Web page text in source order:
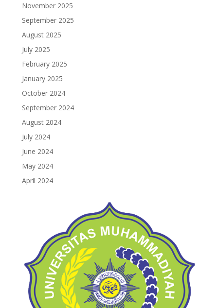
November 2025
September 2025
August 2025
July 2025
February 2025
January 2025
October 2024
September 2024
August 2024
July 2024
June 2024
May 2024
April 2024